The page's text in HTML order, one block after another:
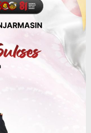
Capai
2026
Kalsel